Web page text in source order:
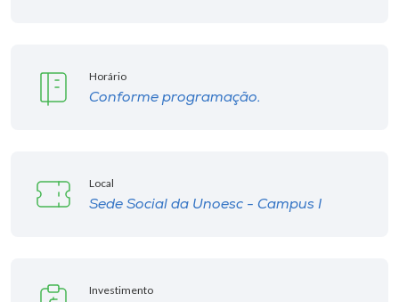
Horário
Conforme programação.
Local
Sede Social da Unoesc - Campus I
Investimento